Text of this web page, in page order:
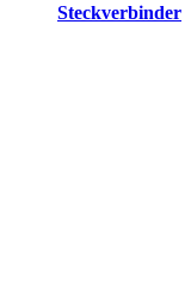
Steckverbinder